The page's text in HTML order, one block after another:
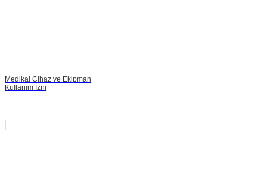
Medikal Cihaz ve Ekipman
Kullanım İzni